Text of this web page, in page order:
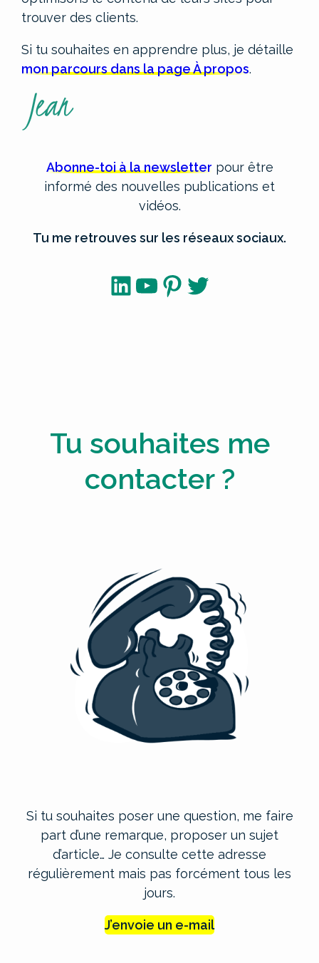
trouver des clients.
Si tu souhaites en apprendre plus, je détaille
mon parcours dans la page À propos.
Abonne-toi à la newsletter pour être
informé des nouvelles publications et
vidéos.
Tu me retrouves sur les réseaux sociaux.
LinkedIn
YouTube
Pinterest
Twitter
Tu souhaites me
contacter ?
Si tu souhaites poser une question, me faire
part d’une remarque, proposer un sujet
d’article… Je consulte cette adresse
régulièrement mais pas forcément tous les
jours.
J’envoie un e-mail